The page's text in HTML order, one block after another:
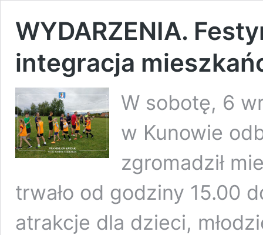
WYDARZENIA.
integracja
W sobotę, 6
w Kunowie
zgromadził
trwało od godziny 15.00
atrakcje dla dzieci,